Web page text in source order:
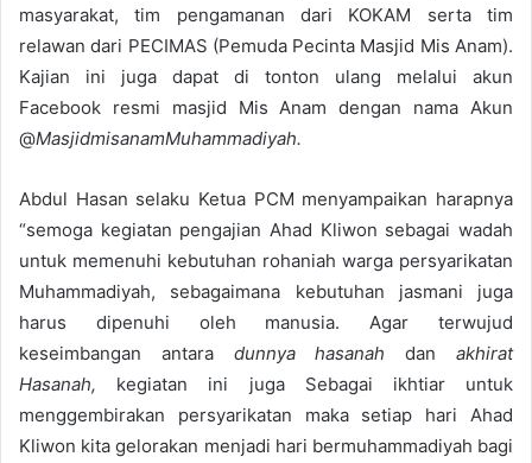
masyarakat, tim pengamanan dari KOKAM serta tim
relawan dari PECIMAS (Pemuda Pecinta Masjid Mis Anam).
Kajian ini juga dapat di tonton ulang melalui akun
Facebook resmi masjid Mis Anam dengan nama Akun
@MasjidmisanamMuhammadiyah.
Abdul Hasan selaku Ketua PCM menyampaikan harapnya
“semoga kegiatan pengajian Ahad Kliwon sebagai wadah
untuk memenuhi kebutuhan rohaniah warga persyarikatan
Muhammadiyah, sebagaimana kebutuhan jasmani juga
harus dipenuhi oleh manusia. Agar terwujud
keseimbangan antara dunnya hasanahdanakhirat
Hasanah, kegiatan ini juga Sebagai ikhtiar untuk
menggembirakan persyarikatan maka setiap hari Ahad
Kliwon kita gelorakan menjadi hari bermuhammadiyah bagi